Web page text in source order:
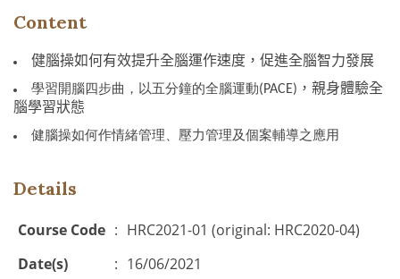
Content
健腦操如何有效提升全腦運作速度，促進全腦智力發展
學習開腦四步曲，以五分鐘的全腦運動(PACE) ，親身體驗全
腦學習狀態
健腦操如何作情緒管理、壓力管理及個案輔導之應用
Details
Course Code : HRC2021-01 (original: HRC2020-04)
Date(s)
: 16/06/2021